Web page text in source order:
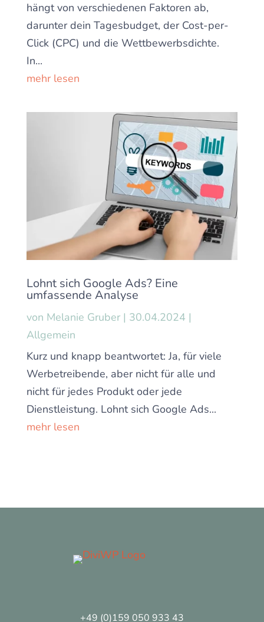
hängt von verschiedenen Faktoren ab,
darunter dein Tagesbudget, der Cost-per-
Click (CPC) und die Wettbewerbsdichte.
In...
mehr lesen
Lohnt sich Google Ads? Eine
umfassende Analyse
von Melanie Gruber| 30.04.2024 |
Allgemein
Kurz und knapp beantwortet: Ja, für viele
Werbetreibende, aber nicht für alle und
nicht für jedes Produkt oder jede
Dienstleistung. Lohnt sich Google Ads...
mehr lesen
+49 (0)159 050 933 43